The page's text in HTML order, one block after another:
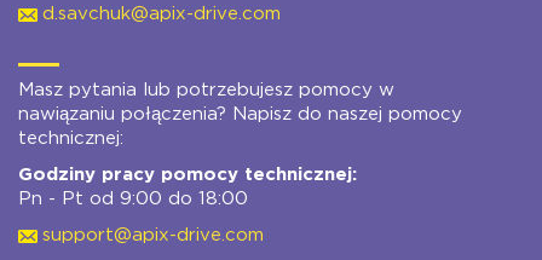
d.savchuk@apix-drive.com
Masz pytania lub potrzebujesz pomocy w
nawiązaniu połączenia? Napisz do naszej pomocy
technicznej:
Godziny pracy pomocy technicznej:
Pn - Pt od 9:00 do 18:00
support@apix-drive.com